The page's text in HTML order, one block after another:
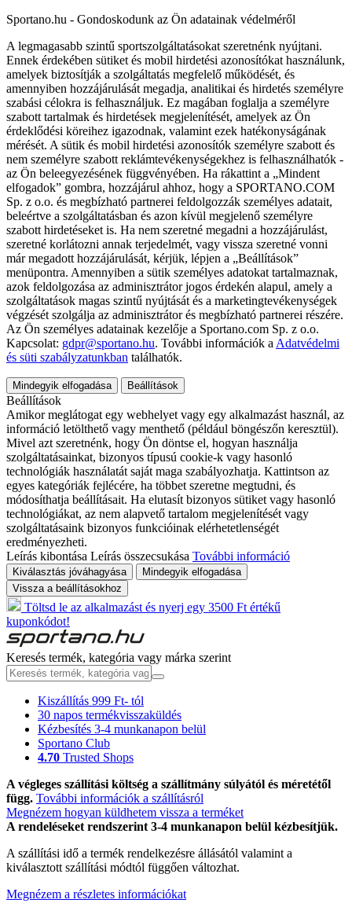
Sportano.hu - Gondoskodunk az Ön adatainak védelméről
A legmagasabb szintű sportszolgáltatásokat szeretnénk nyújtani.
Ennek érdekében sütiket és mobil hirdetési azonosítókat használunk,
amelyek biztosítják a szolgáltatás megfelelő működését, és
amennyiben hozzájárulását megadja, analitikai és hirdetés személyre
szabási célokra is felhasználjuk. Ez magában foglalja a személyre
szabott tartalmak és hirdetések megjelenítését, amelyek az Ön
érdeklődési köreihez igazodnak, valamint ezek hatékonyságának
mérését. A sütik és mobil hirdetési azonosítók személyre szabott és
nem személyre szabott reklámtevékenységekhez is felhasználhatók -
az Ön beleegyezésének függvényében. Ha rákattint a „Mindent
elfogadok” gombra, hozzájárul ahhoz, hogy a SPORTANO.COM
Sp. z o.o. és megbízható partnerei feldolgozzák személyes adatait,
beleértve a szolgáltatásban és azon kívül megjelenő személyre
szabott hirdetéseket is. Ha nem szeretné megadni a hozzájárulást,
szeretné korlátozni annak terjedelmét, vagy vissza szeretné vonni
már megadott hozzájárulását, kérjük, lépjen a „Beállítások”
menüpontra. Amennyiben a sütik személyes adatokat tartalmaznak,
azok feldolgozása az adminisztrátor jogos érdekén alapul, amely a
szolgáltatások magas szintű nyújtását és a marketingtevékenységek
végzését szolgálja az adminisztrátor és megbízható partnerei részére.
Az Ön személyes adatainak kezelője a Sportano.com Sp. z o.o.
Kapcsolat: gdpr@sportano.hu. További információk a Adatvédelmi
és süti szabályzatunkban találhatók.
Mindegyik elfogadása Beállítások
Beállítások
Amikor meglátogat egy webhelyet vagy egy alkalmazást használ, az
információ letölthető vagy menthető (például böngészőn keresztül).
Mivel azt szeretnénk, hogy Ön döntse el, hogyan használja
szolgáltatásainkat, bizonyos típusú cookie-k vagy hasonló
technológiák használatát saját maga szabályozhatja. Kattintson az
egyes kategóriák fejlécére, ha többet szeretne megtudni, és
módosíthatja beállításait. Ha elutasít bizonyos sütiket vagy hasonló
technológiákat, az nem alapvető tartalom megjelenítését vagy
szolgáltatásaink bizonyos funkcióinak elérhetetlenségét
eredményezheti.
Leírás kibontása Leírás összecsukása További információ
Kiválasztás jóváhagyása
Mindegyik elfogadása
Vissza a beállításokhoz
Töltsd le az alkalmazást és nyerj egy 3500 Ft értékű
kuponkódot!
Keresés termék, kategória vagy márka szerint
Kiszállítás 999 Ft- tól
30 napos termékvisszaküldés
Kézbesítés 3-4 munkanapon belül
Sportano Club
4.70 Trusted Shops
A végleges szállítási költség a szállítmány súlyától és méretétől
függ. További információk a szállításról
Megnézem hogyan küldhetem vissza a terméket
A rendeléseket rendszerint 3-4 munkanapon belül kézbesítjük.
A szállítási idő a termék rendelkezésre állásától valamint a
kiválasztott szállítási módtól függően változhat.
Megnézem a részletes információkat